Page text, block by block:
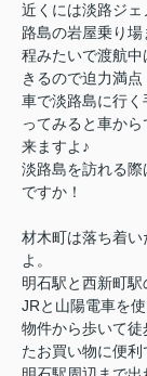
近くには淡路ジ
路島の岩屋乗り
程みたいで渡航
きるので迫力満点
車で淡路島に行
ってみると車か
来ますよ♪
淡路島を訪れる
ですか！
材木町は落ち着
よ。
明石駅と西新町駅
JRと山陽電車を
物件から歩いて
たお買い物に便利